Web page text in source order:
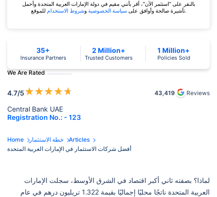
بالنقر على "استثمر الآن"، أقر بأنني مقيم في دولة الإمارات العربية المتحدة وأحمل
تأشيرة صالحة وأوافق علىسياسة الخصوصية وشروط الاستخدام للموقع.
We Are Rated
4.7/5★★★★★ 43,419 Reviews
Central Bank UAE
Registration No.: - 123
35+
Insurance Partners
2 Million+
Trusted Customers
1 Million+
Policies Sold
Home خطة الاستثمار
Articles
أفضل شركات الاستثمار في الإمارات العربية المتحدة
لماذا؟ بصفته ثاني أكبر اقتصاد في الشرق الأوسط، سجلت الإمارات
العربية المتحدة ناتجًا محليًا إجماليًا بقيمة 1.322 تريليون درهم في عام